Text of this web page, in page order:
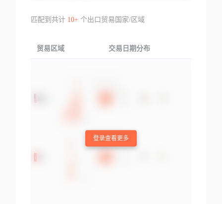
匹配到共计 10+个出口贸易国家/区域
贸易区域 交易日期分布
登录查看更多